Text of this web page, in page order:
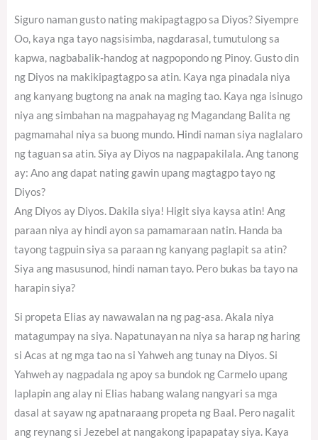
Siguro naman gusto nating makipagtagpo sa Diyos? Siyempre
Oo, kaya nga tayo nagsisimba, nagdarasal, tumutulong sa
kapwa, nagbabalik-handog at nagpopondo ng Pinoy. Gusto din
ng Diyos na makikipagtagpo sa atin. Kaya nga pinadala niya
ang kanyang bugtong na anak na maging tao. Kaya nga isinugo
niya ang simbahan na magpahayag ng Magandang Balita ng
pagmamahal niya sa buong mundo. Hindi naman siya naglalaro
ng taguan sa atin. Siya ay Diyos na nagpapakilala. Ang tanong
ay: Ano ang dapat nating gawin upang magtagpo tayo ng
Diyos?
Ang Diyos ay Diyos. Dakila siya! Higit siya kaysa atin! Ang
paraan niya ay hindi ayon sa pamamaraan natin. Handa ba
tayong tagpuin siya sa paraan ng kanyang paglapit sa atin?
Siya ang masusunod, hindi naman tayo. Pero bukas ba tayo na
harapin siya?
Si propeta Elias ay nawawalan na ng pag-asa. Akala niya
matagumpay na siya. Napatunayan na niya sa harap ng haring
si Acas at ng mga tao na si Yahweh ang tunay na Diyos. Si
Yahweh ay nagpadala ng apoy sa bundok ng Carmelo upang
laplapin ang alay ni Elias habang walang nangyari sa mga
dasal at sayaw ng apatnaraang propeta ng Baal. Pero nagalit
ang reynang si Jezebel at nangakong ipapapatay siya. Kaya